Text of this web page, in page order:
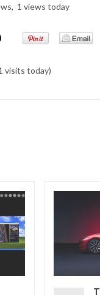
1 views today
visits today)